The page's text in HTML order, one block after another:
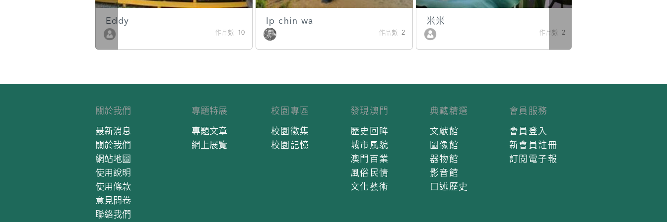
Eddy
作品數 10
Ip chin wa
作品數 2
米米
作品數 2
關於我們
最新消息
關於我們
網站地圖
使用說明
使用條款
意見問卷
聯絡我們
專題特展
專題文章
網上展覽
校園專區
校園徵集
校園記憶
發現澳門
歷史回眸
城市風貌
澳門百業
風俗民情
文化藝術
典藏精選
文獻館
圖像館
器物館
影音館
口述歷史
會員服務
會員登入
新會員註冊
訂閱電子報